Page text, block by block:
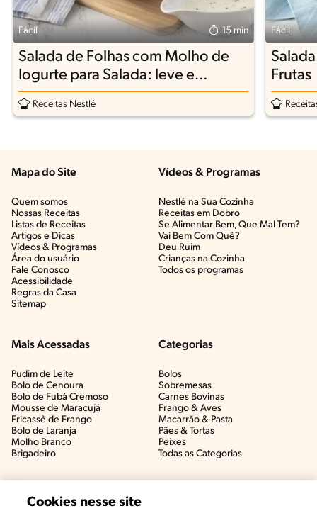
Fácil 15 min
Salada de Folhas com Molho de
Iogurte para Salada: leve e
deliciosa
Receitas Nestlé
Fácil
Frutas
Mapa do Site
Quem somos
Nossas Receitas
Listas de Receitas​
Artigos e Dicas​
Vídeos & Programas​
Área do usuário
Fale Conosco
Acessibilidade
Regras da Casa
Sitemap
Vídeos & Programas​
Nestlé na Sua Cozinha
Receitas em Dobro
Se Alimentar Bem, Que Mal Tem?​
Vai Bem Com Quê?​
Deu Ruim​
Crianças na Cozinha​
Todos os programas
Mais Acessadas
Pudim de Leite
Bolo de Cenoura
Bolo de Fubá Cremoso
Mousse de Maracujá
Fricassê de Frango
Bolo de Laranja
Molho Branco
Brigadeiro
Categorias
Bolos
Sobremesas
Carnes Bovinas​
Frango & Aves​
Macarrão & Pasta​
Pães & Tortas​
Peixes
Todas as Categorias
Cookies nesse site